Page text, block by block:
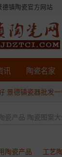
德镇陶瓷官方网站
讯 陶瓷名家
景德镇瓷器批发
瓷产品 陶瓷图案大
陶瓷产品 工艺